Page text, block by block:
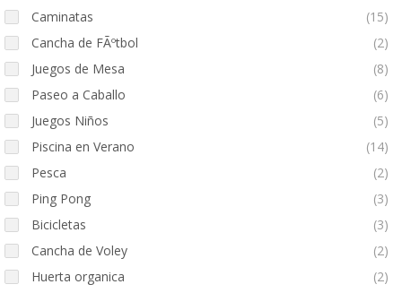
Caminatas
(15)
Cancha de FÃºtbol
(2)
Juegos de Mesa
(8)
Paseo a Caballo
(6)
Juegos Niños
(5)
Piscina en Verano
(14)
Pesca
(2)
Ping Pong
(3)
Bicicletas
(3)
Cancha de Voley
(2)
Huerta organica
(2)